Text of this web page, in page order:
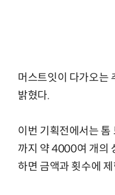
머스트잇이 다가오는
밝혔다.
이번 기획전에서는 톰
까지 약 4000여 개의
하면 금액과 횟수에